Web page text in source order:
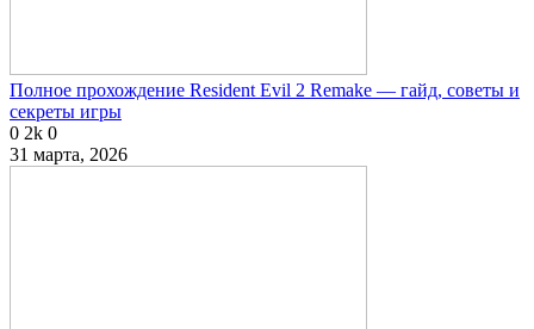
Полное прохождение Resident Evil 2 Remake — гайд, советы и
секреты игры
0 2k 0
31 марта, 2026